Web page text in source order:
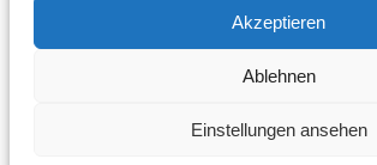
Akzeptieren
Ablehnen
Einstellungen ansehen
Impressum & DatenschutzBlogabo